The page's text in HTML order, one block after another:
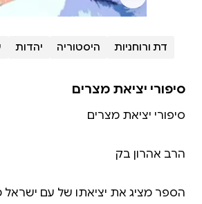
דת ורוחניות היסטוריה יהדות
סיפורי יציאת מצרים
הספר מציג את יציאתו של עם ישראל